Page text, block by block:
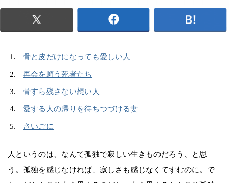
骨と皮だけになっても愛しい人
再会を願う死者たち
骨すら残さない想い人
愛する人の帰りを待ちつづける妻
さいごに
人というのは、なんて孤独で寂しい生きものだろう、と思
う。孤独を感じなければ、寂しさも感じなくてすむのに。で